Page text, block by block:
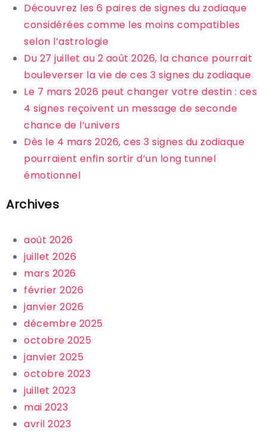
Découvrez les 6 paires de signes du zodiaque
considérées comme les moins compatibles
selon l’astrologie
Du 27 juillet au 2 août 2026, la chance pourrait
bouleverser la vie de ces 3 signes du zodiaque
Le 7 mars 2026 peut changer votre destin : ces
4 signes reçoivent un message de seconde
chance de l’univers
Dès le 4 mars 2026, ces 3 signes du zodiaque
pourraient enfin sortir d’un long tunnel
émotionnel
Archives
août 2026
juillet 2026
mars 2026
février 2026
janvier 2026
décembre 2025
octobre 2025
janvier 2025
octobre 2023
juillet 2023
mai 2023
avril 2023